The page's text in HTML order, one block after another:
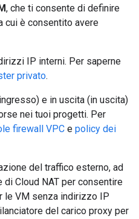
, che ti consente di definire
cui è consentito avere
IP interni. Per saperne
privato.
e in uscita (in uscita)
nei tuoi progetti. Per
firewall VPC e policy dei
del traffico esterno, ad
Cloud NAT per consentire
le VM senza indirizzo IP
del carico proxy per